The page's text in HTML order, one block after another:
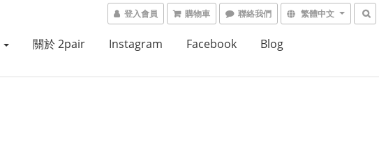
登入會員 購物車 聯絡我們 繁體中文
關於 2pair Instagram Facebook Blog